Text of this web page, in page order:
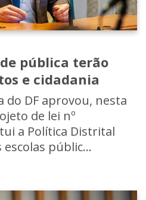
pública terão
e cidadania
do DF aprovou, nesta
de lei nº
a Política Distrital
públic...